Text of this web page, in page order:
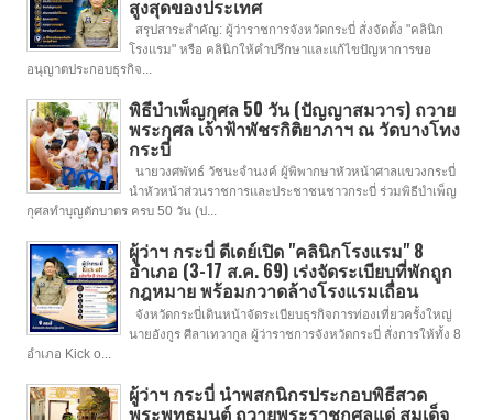
สูงสุดของประเทศ
สรุปสาระสำคัญ: ผู้ว่าราชการจังหวัดกระบี่ สั่งจัดตั้ง "คลินิก
โรงแรม" หรือ คลินิกให้คำปรึกษาและแก้ไขปัญหาการขอ
อนุญาตประกอบธุรกิจ...
พิธีบำเพ็ญกุศล 50 วัน (ปัญญาสมวาร) ถวาย
พระกุศล เจ้าฟ้าพัชรกิติยาภาฯ ณ วัดบางโทง
กระบี่
นายวงศพัทธ์ วัชนะจำนงค์ ผู้พิพากษาหัวหน้าศาลแขวงกระบี่
นำหัวหน้าส่วนราชการและประชาชนชาวกระบี่ ร่วมพิธีบำเพ็ญ
กุศลทำบุญตักบาตร ครบ 50 วัน (ป...
ผู้ว่าฯ กระบี่ ดีเดย์เปิด "คลินิกโรงแรม" 8
อำเภอ (3-17 ส.ค. 69) เร่งจัดระเบียบที่พักถูก
กฎหมาย พร้อมกวาดล้างโรงแรมเถื่อน
จังหวัดกระบี่เดินหน้าจัดระเบียบธุรกิจการท่องเที่ยวครั้งใหญ่
นายอังกูร ศีลาเทวากูล ผู้ว่าราชการจังหวัดกระบี่ สั่งการให้ทั้ง 8
อำเภอ Kick o...
ผู้ว่าฯ กระบี่ นำพสกนิกรประกอบพิธีสวด
พระพุทธมนต์ ถวายพระราชกุศลแด่ สมเด็จ